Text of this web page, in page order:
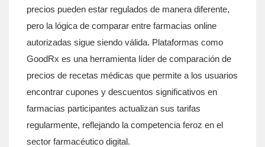
precios pueden estar regulados de manera diferente,
pero la lógica de comparar entre farmacias online
autorizadas sigue siendo válida. Plataformas como
GoodRx es una herramienta líder de comparación de
precios de recetas médicas que permite a los usuarios
encontrar cupones y descuentos significativos en
farmacias participantes actualizan sus tarifas
regularmente, reflejando la competencia feroz en el
sector farmacéutico digital.